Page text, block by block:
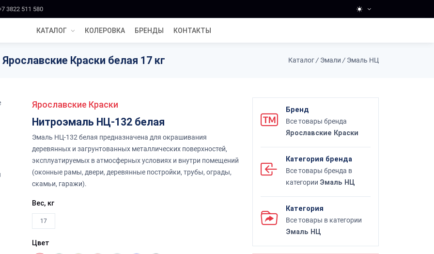
3822 511 580
КАТАЛОГ КОЛЕРОВКА БРЕНДЫ КОНТАКТЫ
Краски белая 17 кг Каталог/ Эмали / Эмаль НЦ
Ярославские Краски
Нитроэмаль НЦ-132 белая
Эмаль НЦ-132 белая предназначена для окрашивания
деревянных и загрунтованных металлических поверхностей,
эксплуатируемых в атмосферных условиях и внутри помещений
(оконные рамы, двери, деревянные постройки, трубы, ограды,
скамьи, гаражи).
Вес, кг
17
Цвет
Бренд
Все товары бренда
Ярославские Краски
Категория бренда
Все товары бренда в
категории Эмаль НЦ
Категория
Все товары в категории
Эмаль НЦ